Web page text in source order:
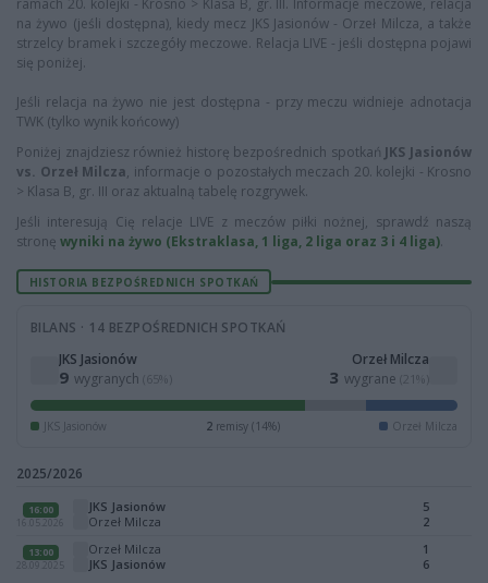
ramach 20. kolejki - Krosno > Klasa B, gr. III. Informacje meczowe, relacja
na żywo (jeśli dostępna), kiedy mecz JKS Jasionów - Orzeł Milcza, a także
strzelcy bramek i szczegóły meczowe. Relacja LIVE - jeśli dostępna pojawi
się poniżej.
Jeśli relacja na żywo nie jest dostępna - przy meczu widnieje adnotacja
TWK (tylko wynik końcowy)
Poniżej znajdziesz również historę bezpośrednich spotkań JKS Jasionów
vs. Orzeł Milcza, informacje o pozostałych meczach 20. kolejki - Krosno
> Klasa B, gr. III oraz aktualną tabelę rozgrywek.
Jeśli interesują Cię relacje LIVE z meczów piłki nożnej, sprawdź naszą
stronę wyniki na żywo (Ekstraklasa, 1 liga, 2 liga oraz 3 i 4 liga).
HISTORIA BEZPOŚREDNICH SPOTKAŃ
BILANS · 14 BEZPOŚREDNICH SPOTKAŃ
JKS Jasionów
9 wygranych (65%)
Orzeł Milcza
3 wygrane (21%)
JKS Jasionów 2 remisy (14%) Orzeł Milcza
2025/2026
16:00
16.05.2026
JKS Jasionów
Orzeł Milcza
5
2
13:00
28.09.2025
Orzeł Milcza
JKS Jasionów
1
6